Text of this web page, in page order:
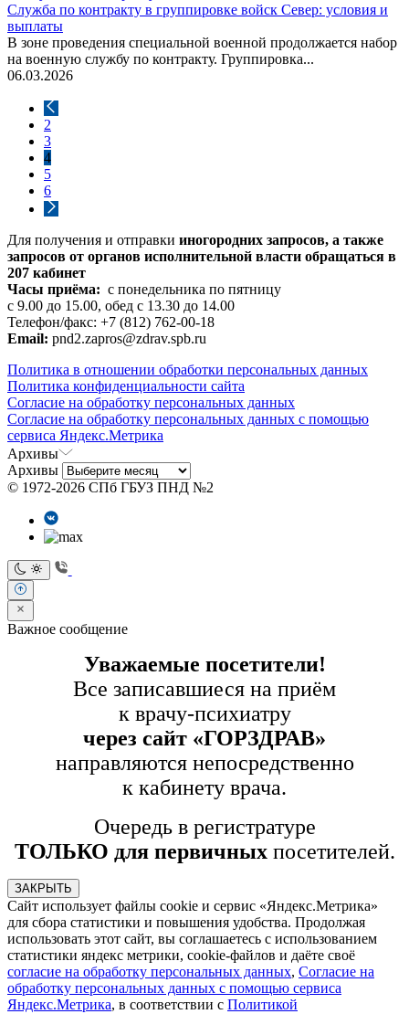
Служба по контракту в группировке войск Север: условия и
выплаты
В зоне проведения специальной военной продолжается набор
на военную службу по контракту. Группировка...
06.03.2026
2
3
4
5
6
Для получения и отправки иногородних запросов, а также
запросов от органов исполнительной власти обращаться в
207 кабинет
Часы приёма: с понедельника по пятницу
с 9.00 до 15.00, обед с 13.30 до 14.00
Телефон/факс: +7 (812) 762-00-18
Email: pnd2.zapros@zdrav.spb.ru
Политика в отношении обработки персональных данных
Политика конфиденциальности сайта
Согласие на обработку персональных данных
Согласие на обработку персональных данных с помощью
сервиса Яндекс.Метрика
Архивы
Архивы
© 1972-2026 СПб ГБУЗ ПНД №2
Важное сообщение
Уважаемые посетители!
Все записавшиеся на приём
к врачу-психиатру
через сайт «ГОРЗДРАВ»
направляются непосредственно
к кабинету врача.
Очередь в регистратуре
ТОЛЬКО для первичныхпосетителей.
ЗАКРЫТЬ
Сайт использует файлы cookie и сервис «Яндекс.Метрика»
для сбора статистики и повышения удобства. Продолжая
использовать этот сайт, вы соглашаетесь с использованием
статистики яндекс метрики, cookie-файлов и даёте своё
согласие на обработку персональных данных, Согласие на
обработку персональных данных с помощью сервиса
Яндекс.Метрика, в соответствии с Политикой